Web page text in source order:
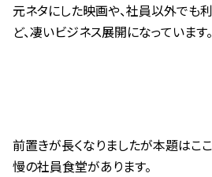
元ネタにした映画や、社員以外でも
ど、凄いビジネス展開になっています。
前置きが長くなりましたが本題はこ
慢の社員食堂があります。